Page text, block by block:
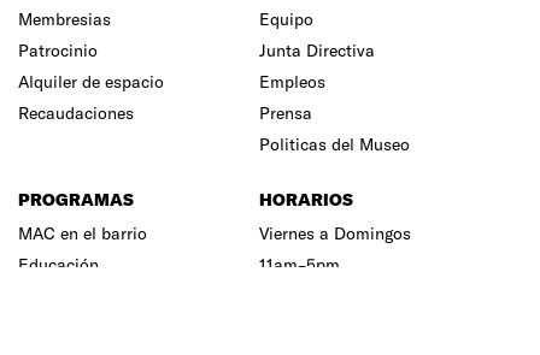
Membresias
Patrocinio
Alquiler de espacio
Recaudaciones
Equipo
Junta Directiva
Empleos
Prensa
Politicas del Museo
PROGRAMAS
MAC en el barrio
Educación
HORARIOS
Viernes a Domingos
11am–5pm